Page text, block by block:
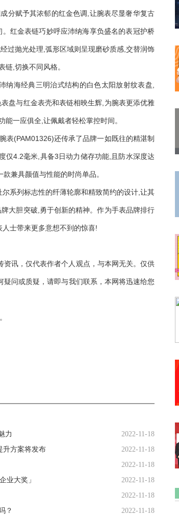
分赋予其浓郁的红金色调,让腕表尽显奢华复古
红金表链巧妙呼应沛纳海享负盛名的表冠护桥
过抛光处理,弧形区域则呈现磨砂质感,交替润饰
链,切换不同风格。
纳海经典三明治式结构的白色太阳放射纹表盘,
盘与红金表壳和表链相映生辉,为腕表更添优雅
一应俱全,让佩戴者轻松掌控时间。
表(PAM01326)还传承了品牌一如既往的精湛制
仅4.2毫米,具备3日动力储存功能,且防水深度达
兼具颜值与性能的时尚单品。
系列标志性的纤薄轮廓和精致简约的设计,让其
大胆突破,勇于创新的精神。作为手表品牌排行
士带来更多意想不到的惊喜!
讯，仅代表作者个人观点，与本网无关。仅供
问或质疑，请即与我们联系，本网将迅速给您
力
2022-11-18
升方案将发布
2022-11-18
2022-11-18
业大奖」
2022-11-18
2022-11-18
？
2022-11-18